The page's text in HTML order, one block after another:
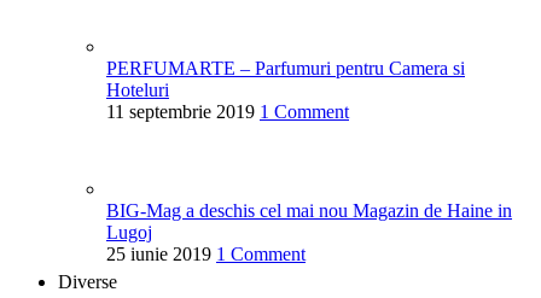
PERFUMARTE – Parfumuri pentru Camera si
Hoteluri
11 septembrie 2019 1 Comment
BIG-Mag a deschis cel mai nou Magazin de Haine in
Lugoj
25 iunie 2019 1 Comment
Diverse